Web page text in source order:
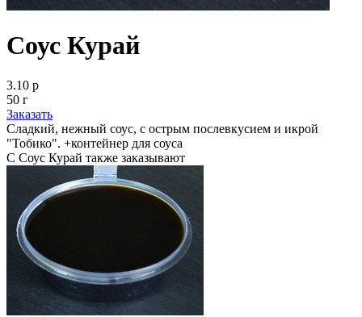
Соус Курай
3.10 р
50 г
Заказать
Сладкий, нежный соус, с острым послевкусием и икрой
"Тобико". +контейнер для соуса
С Соус Курай также заказывают